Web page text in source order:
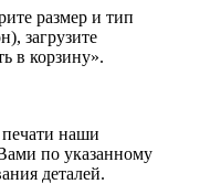
размер и тип
загрузите
в корзину».
печати наши
по указанному
деталей.